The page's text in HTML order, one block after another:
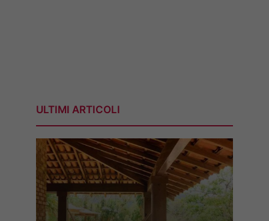
ULTIMI ARTICOLI